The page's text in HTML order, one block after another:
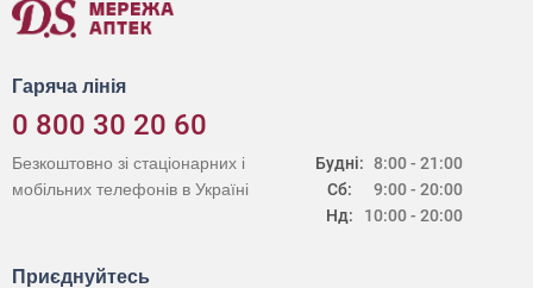
Гаряча лінія
0 800 30 20 60
Будні:
Сб:
Нд:
8:00 - 21:00
9:00 - 20:00
10:00 - 20:00
Безкоштовно зі стаціонарних і
мобільних телефонів в Україні
Приєднуйтесь